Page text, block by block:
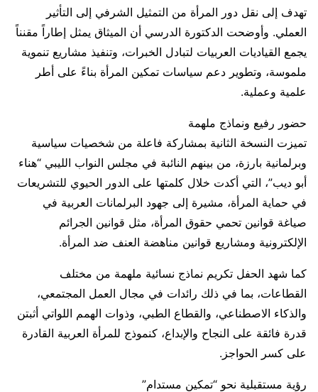
تهدف إلى نقل دور المرأة من التمثيل الشرفي إلى التأثير
العملي. وأوضحت الدكتورة الدرسي أن الميثاق يمثل إطاراً مقنناً
يجمع القياديات العربيات لتبادل الخبرات، وتنفيذ مشاريع تنموية
ملموسة، وتطوير دعم سياسات تمكين المرأة بناءً على أطر
علمية وعملية.
حضور رفيع ونماذج ملهمة
تميزت النسخة الثانية بمشاركة فاعلة من شخصيات سياسية
وبرلمانية بارزة، من بينهم النائبة في مجلس النواب الليبي “هناء
أبو ديب”، التي أكدت خلال كلمتها على الدور الحيوي للتشريعات
في حماية المرأة، مشيرة إلى جهود البرلمانات العربية في
صياغة قوانين تحمي حقوق المرأة، مثل قوانين الجرائم
الإلكترونية ومشاريع قوانين مناهضة العنف ضد المرأة.
كما شهد الحفل تكريم نماذج نسائية ملهمة من مختلف
القطاعات، بما في ذلك رائدات في مجال العمل المجتمعي،
والذكاء الاصطناعي، والقطاع الطبي، وذوات الهمم اللواتي أثبتن
قدرة فائقة على النجاح والإبداع، كنموذج للمرأة العربية القادرة
على كسر الحواجز.
رؤية مستقبلية نحو “تمكين مستدام”